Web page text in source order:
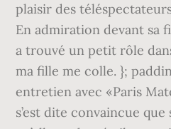
plaisir des téléspectateurs.
En admiration devant sa
a trouvé un petit rôle
ma fille me colle. };
entretien avec «Paris
s’est dite convaincue